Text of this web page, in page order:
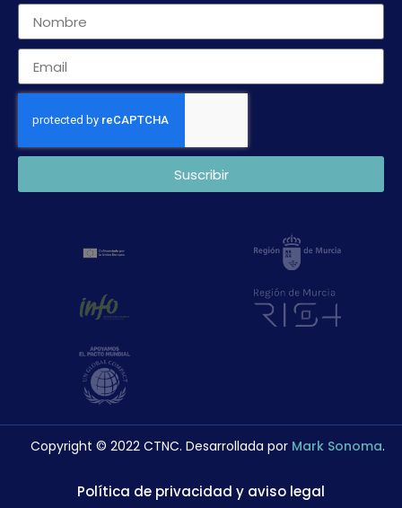
Suscribir
Copyright © 2022 CTNC. Desarrollada por Mark Sonoma.
Política de privacidad y aviso legal